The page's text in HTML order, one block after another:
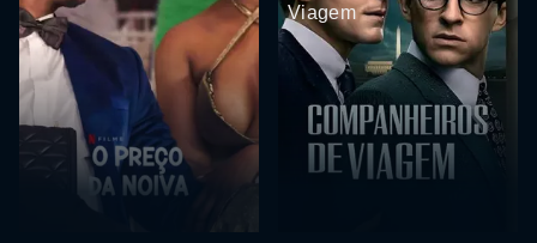
Viagem